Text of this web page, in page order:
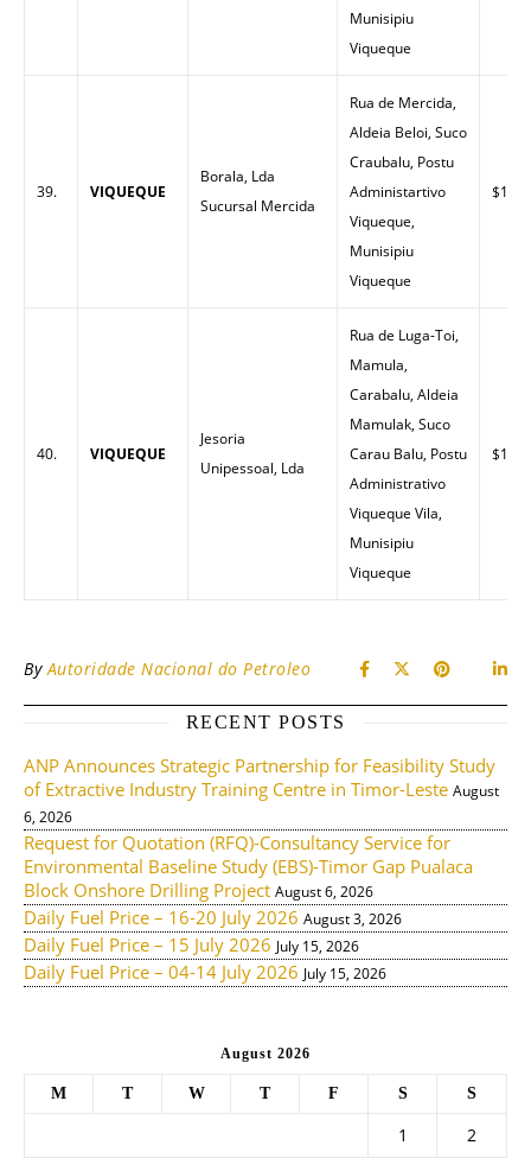
Munisipiu
Viqueque
39. VIQUEQUE
Borala, Lda
Sucursal Mercida
Rua de Mercida,
Aldeia Beloi, Suco
Craubalu, Postu
Administartivo
Viqueque,
Munisipiu
Viqueque
$1.52
40. VIQUEQUE
Jesoria
Unipessoal, Lda
Rua de Luga-Toi,
Mamula,
Carabalu, Aldeia
Mamulak, Suco
Carau Balu, Postu
Administrativo
Viqueque Vila,
Munisipiu
Viqueque
$1.54
ByAutoridade Nacional do Petroleo
RECENT POSTS
ANP Announces Strategic Partnership for Feasibility Study
of Extractive Industry Training Centre in Timor-Leste August
6, 2026
Request for Quotation (RFQ)-Consultancy Service for
Environmental Baseline Study (EBS)-Timor Gap Pualaca
Block Onshore Drilling Project August 6, 2026
Daily Fuel Price – 16-20 July 2026 August 3, 2026
Daily Fuel Price – 15 July 2026 July 15, 2026
Daily Fuel Price – 04-14 July 2026 July 15, 2026
August 2026
M T W T F S S
1
2